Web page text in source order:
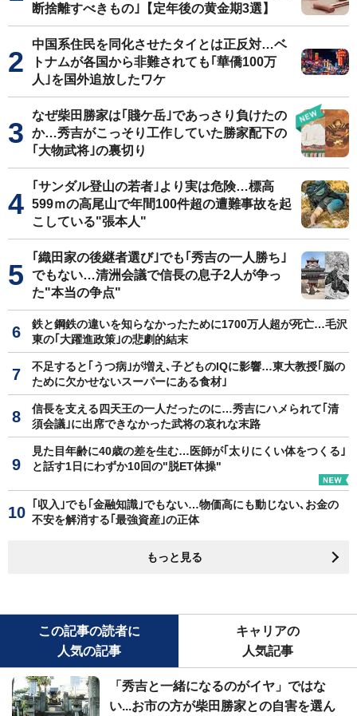
断捨離すべきもの｣【定年後の黄金期3選】
中国系住民を同化させたタイとは正反対…ベ
トナムが各国から非難されても｢華僑100万
人｣を国外追放したワケ
なぜ柴田勝家は｢賤ケ岳｣であっさり負けたの
か…秀吉がこっそり工作していた勝家配下の
｢大物武将｣の裏切り
｢サンダル登山の若者｣より実は危険…標高
599ｍの高尾山で年間100件超の遭難事故を起
こしている"張本人"
｢織田家の後継者選び｣でも｢秀吉の一人勝ち｣
でもない…清洲会議で信長の息子2人が争っ
た"本当の争点"
鉄と鋼鉄の違いを知らなかったために1700万人超が死亡…毛沢
東の｢大躍進政策｣の悲劇的結末
不足すると｢うつ病｣が増え､子どものIQに影響…東大教授｢脳の
ために欠かせないスーパーにある食材｣
信長を支える四天王の一人だったのに…秀吉にハメられて｢清
須会議｣に出席できなかった武将の哀れな末路
見た目年齢に40歳の差を生む…医師が｢太りにくい体をつくる｣
と話す1日にわずか10回の"脱ET体操"
｢収入｣でも｢金融知識｣でもない…物価高にも動じない､お金の
不安を解消する｢最強資産｣の正体
もっと見る
この記事の読者に
人気の記事
キャリアの
人気記事
「秀吉と一緒になるのがイヤ」ではな
い...お市の方が柴田勝家との自害を選ん